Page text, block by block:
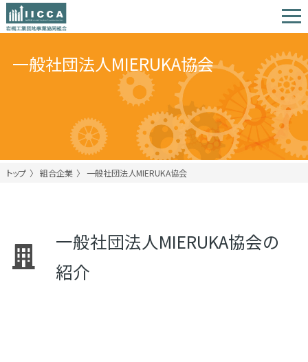
一般社団法人MIERUKA協会
トップ 組合企業 一般社団法人MIERUKA協会
一般社団法人MIERUKA協会の
紹介